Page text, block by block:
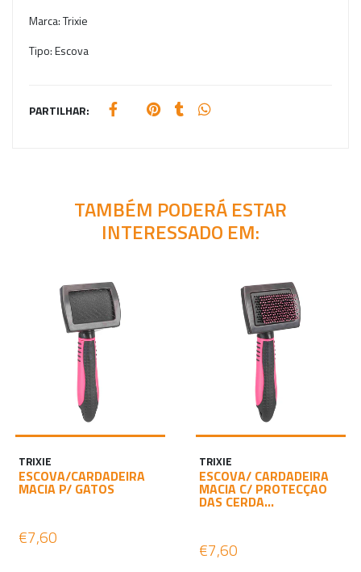
Marca:Trixie
Tipo:Escova
PARTILHAR:
TAMBÉM PODERÁ ESTAR
INTERESSADO EM:
TRIXIE
ESCOVA/CARDADEIRA
MACIA P/ GATOS
€7,60
TRIXIE
ESCOVA/ CARDADEIRA
MACIA C/ PROTECÇAO
DAS CERDA...
€7,60